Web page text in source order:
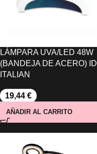
LÁMPARA UVA/LED 48W
(BANDEJA DE ACERO) ID
ITALIAN
19,44 €
AÑADIR AL CARRITO